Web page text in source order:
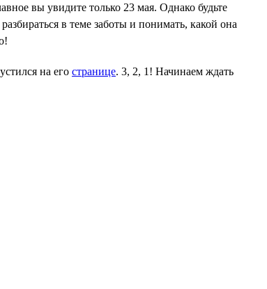
вы увидите только 23 мая. Однако будьте
в теме заботы и понимать, какой она
на его странице. 3, 2, 1! Начинаем ждать